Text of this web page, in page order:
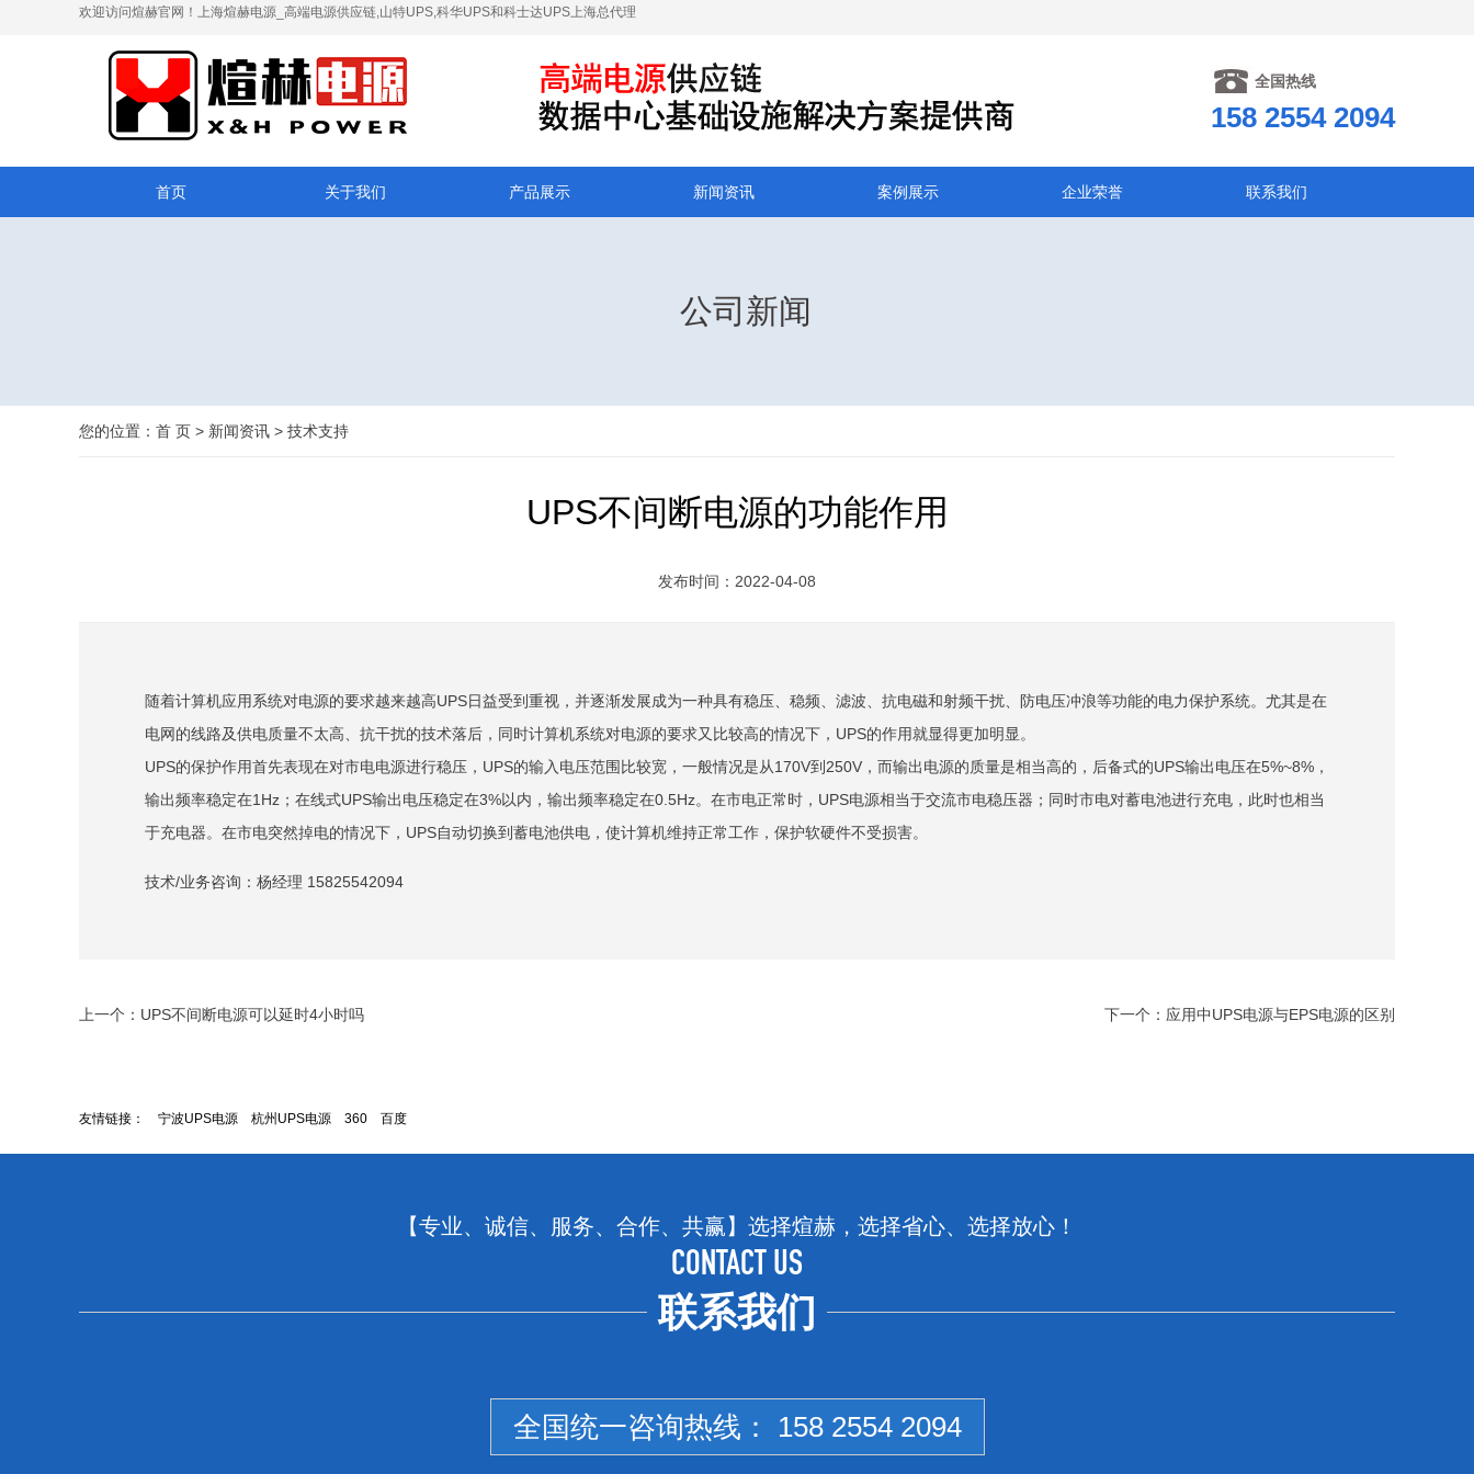
欢迎访问煊赫官网！上海煊赫电源_高端电源供应链,山特UPS,科华UPS和科士达UPS上海总代理
全国热线
158 2554 2094
首页 关于我们 产品展示 新闻资讯 案例展示 企业荣誉 联系我们
公司新闻
您的位置： 首 页 > 新闻资讯 > 技术支持
UPS不间断电源的功能作用
发布时间：2022-04-08
随着计算机应用系统对电源的要求越来越高UPS日益受到重视，并逐渐发展成为一种具有稳压、稳频、滤波、抗电磁和射频干扰、防电压冲浪等功能的电力保护系统。尤其是在
电网的线路及供电质量不太高、抗干扰的技术落后，同时计算机系统对电源的要求又比较高的情况下，UPS的作用就显得更加明显。
UPS的保护作用首先表现在对市电电源进行稳压，UPS的输入电压范围比较宽，一般情况是从170V到250V，而输出电源的质量是相当高的，后备式的UPS输出电压在5%~8%，
输出频率稳定在1Hz；在线式UPS输出电压稳定在3%以内，输出频率稳定在0.5Hz。在市电正常时，UPS电源相当于交流市电稳压器；同时市电对蓄电池进行充电，此时也相当
于充电器。在市电突然掉电的情况下，UPS自动切换到蓄电池供电，使计算机维持正常工作，保护软硬件不受损害。
技术/业务咨询：杨经理 15825542094
上一个： UPS不间断电源可以延时4小时吗 下一个： 应用中UPS电源与EPS电源的区别
友情链接： 宁波UPS电源 杭州UPS电源 360 百度
【专业、诚信、服务、合作、共赢】选择煊赫，选择省心、选择放心！
CONTACT US
联系我们
全国统一咨询热线： 158 2554 2094